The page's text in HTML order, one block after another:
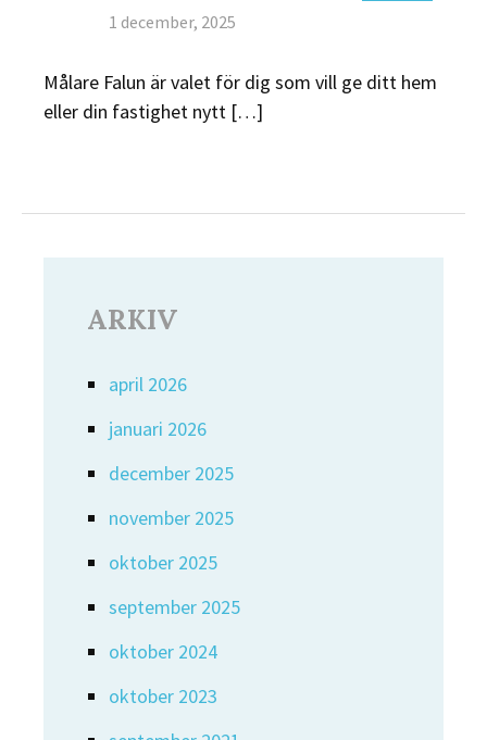
Posted
1 december, 2025
Målare Falun är valet för dig som vill ge ditt hem
eller din fastighet nytt […]
ARKIV
april 2026
januari 2026
december 2025
november 2025
oktober 2025
september 2025
oktober 2024
oktober 2023